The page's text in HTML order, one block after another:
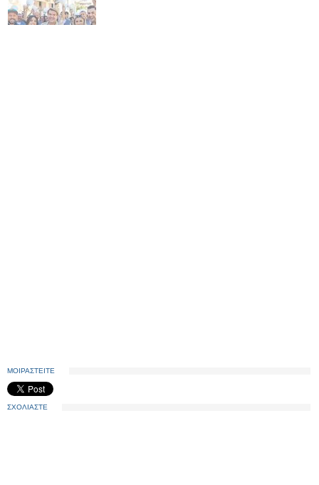
ΜΟΙΡΑΣΤΕΙΤΕ
ΣΧΟΛΙΑΣΤΕ